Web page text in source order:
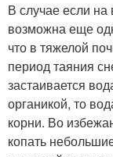
В случае если на
возможна еще
что в тяжелой
период таяния
застаивается
органикой, то
корни. Во
копать